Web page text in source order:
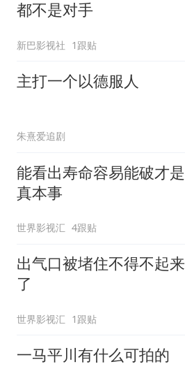
都不是对手
新巴影视社 1跟贴
主打一个以德服人
朱熹爱追剧
能看出寿命容易能破才是
真本事
世界影视汇 4跟贴
出气口被堵住不得不起来
了
世界影视汇 1跟贴
一马平川有什么可拍的